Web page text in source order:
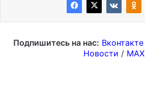
Подпишитесь на нас: Вконтакте
Новости / MAX